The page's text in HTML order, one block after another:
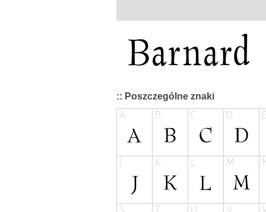
:: Poszczególne znaki